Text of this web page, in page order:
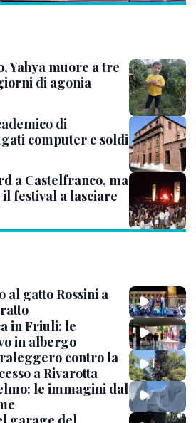
Yahya muore a tre
di agonia
di
computer e soldi
a Castelfranco, ma
il festival a lasciare
al gatto Rossini a
in Friuli: le
in albergo
contro la
a Rivarotta
le immagini dal